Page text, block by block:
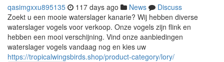
qasimgxxu895135 117 days ago News
Discuss
Zoekt u een mooie waterslager kanarie? Wij hebben diverse
waterslager vogels voor verkoop. Onze vogels zijn flink en
hebben een mooi verschijning. Vind onze aanbiedingen
waterslager vogels vandaag nog en kies uw
https://tropicalwingsbirds.shop/product-category/lory/